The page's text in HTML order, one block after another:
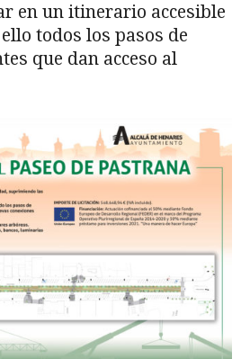
en un itinerario accesible
todos los pasos de
que dan acceso al